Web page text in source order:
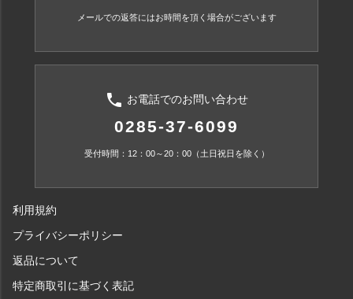
メールでの返答にはお時間を頂く場合がございます
phone お電話でのお問い合わせ
0285-37-6099
受付時間：12：00～20：00（土日祝日を除く）
利用規約
プライバシーポリシー
返品について
特定商取引に基づく表記